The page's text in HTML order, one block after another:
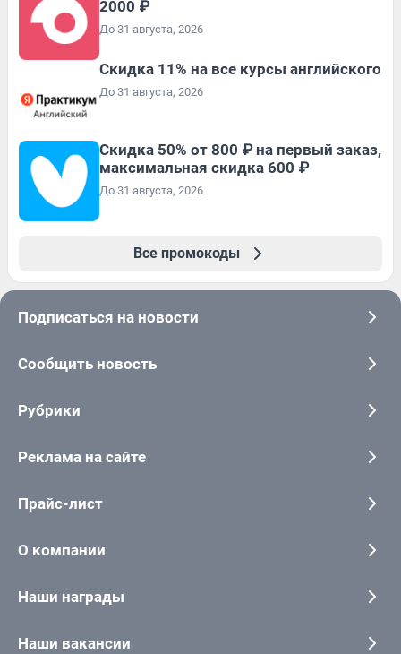
2000 ₽
До 31 августа, 2026
Скидка 11% на все курсы английского
До 31 августа, 2026
Скидка 50% от 800 ₽ на первый заказ,
максимальная скидка 600 ₽
До 31 августа, 2026
Все промокоды
Подписаться на новости
Сообщить новость
Рубрики
Реклама на сайте
Прайс-лист
О компании
Наши награды
Наши вакансии